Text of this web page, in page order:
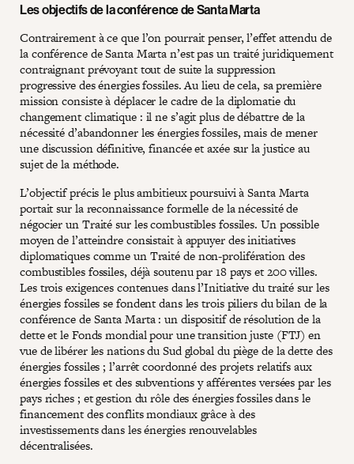
Les objectifs de la conférence de Santa Marta
Contrairement à ce que l’on pourrait penser, l’effet attendu de
la conférence de Santa Marta n’est pas un traité juridiquement
contraignant prévoyant tout de suite la suppression
progressive des énergies fossiles. Au lieu de cela, sa première
mission consiste à déplacer le cadre de la diplomatie du
changement climatique : il ne s’agit plus de débattre de la
nécessité d’abandonner les énergies fossiles, mais de mener
une discussion définitive, financée et axée sur la justice au
sujet de la méthode.
L’objectif précis le plus ambitieux poursuivi à Santa Marta
portait sur la reconnaissance formelle de la nécessité de
négocier un Traité sur les combustibles fossiles. Un possible
moyen de l’atteindre consistait à appuyer des initiatives
diplomatiques comme un Traité de non-prolifération des
combustibles fossiles, déjà soutenu par 18 pays et 200 villes.
Les trois exigences contenues dans l’Initiative du traité sur les
énergies fossiles se fondent dans les trois piliers du bilan de la
conférence de Santa Marta : un dispositif de résolution de la
dette et le Fonds mondial pour une transition juste (FTJ) en
vue de libérer les nations du Sud global du piège de la dette des
énergies fossiles ; l’arrêt coordonné des projets relatifs aux
énergies fossiles et des subventions y afférentes versées par les
pays riches ; et gestion du rôle des énergies fossiles dans le
financement des conflits mondiaux grâce à des
investissements dans les énergies renouvelables
décentralisées.